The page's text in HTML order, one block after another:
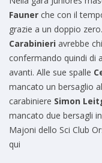
Fauner che con il
grazie a un doppio
Carabinieri avrebbe
confermando quindi di
avanti. Alle sue spalle
mancato un bersaglio
carabiniere Simon
mancato due bersagli
Majoni dello Sci Club
qui